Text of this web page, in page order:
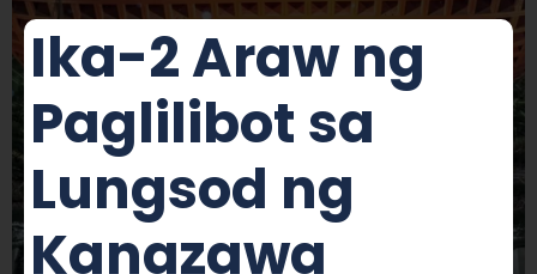
Ika-2 Araw ng
Paglilibot sa
Lungsod ng
Kanazawa